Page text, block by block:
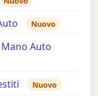
Nuovo
Auto
Nuovo